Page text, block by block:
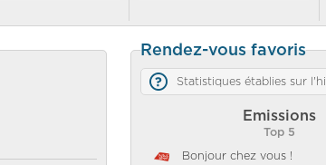
Rendez-vous favoris
Statistiques établies sur
Emissions
Top 5
Bonjour chez vous !